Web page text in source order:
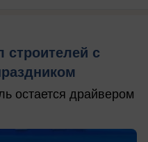
строителей с
остается драйвером